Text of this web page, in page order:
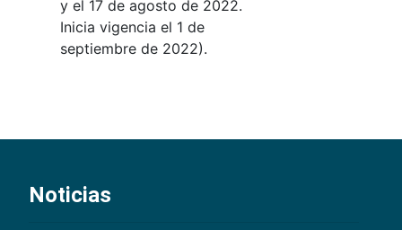
y el 17 de agosto de 2022.
Inicia vigencia el 1 de
septiembre de 2022).
Noticias